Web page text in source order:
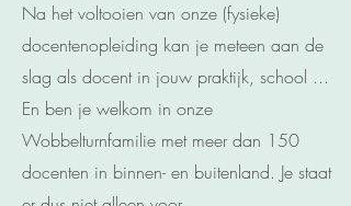
Na het voltooien van onze (fysieke)
docentenopleiding kan je meteen aan de
slag als docent in jouw praktijk, school ...
En ben je welkom in onze
Wobbelturnfamilie met meer dan 150
docenten in binnen- en buitenland. Je staat